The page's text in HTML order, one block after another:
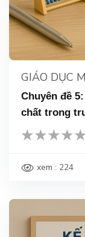
GIÁO DỤC
Chuyên đề
chất trong
xem : 224